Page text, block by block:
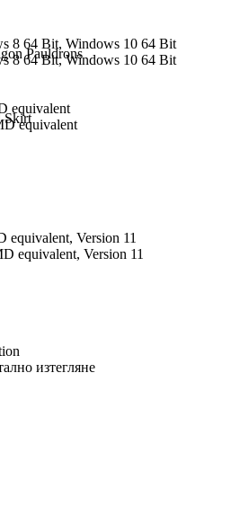
Pauldrons
Skirt
8 64 Bit, Windows 10 64 Bit
8 64 Bit, Windows 10 64 Bit
equivalent
equivalent
Version 11
equivalent, Version 11
изтегляне